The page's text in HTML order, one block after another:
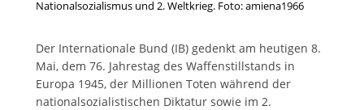
Nationalsozialismus und 2. Weltkrieg. Foto: amiena1966
Der Internationale Bund (IB) gedenkt am heutigen 8.
Mai, dem 76. Jahrestag des Waffenstillstands in
Europa 1945, der Millionen Toten während der
nationalsozialistischen Diktatur sowie im 2.